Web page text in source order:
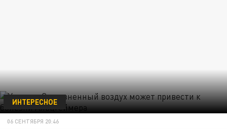
ИНТЕРЕСНОЕ
06 СЕНТЯБРЯ 20:46